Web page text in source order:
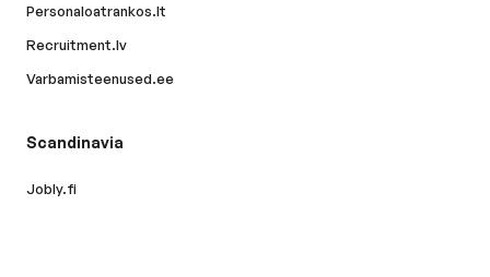
Personaloatrankos.lt
Recruitment.lv
Varbamisteenused.ee
Scandinavia
Jobly.fi